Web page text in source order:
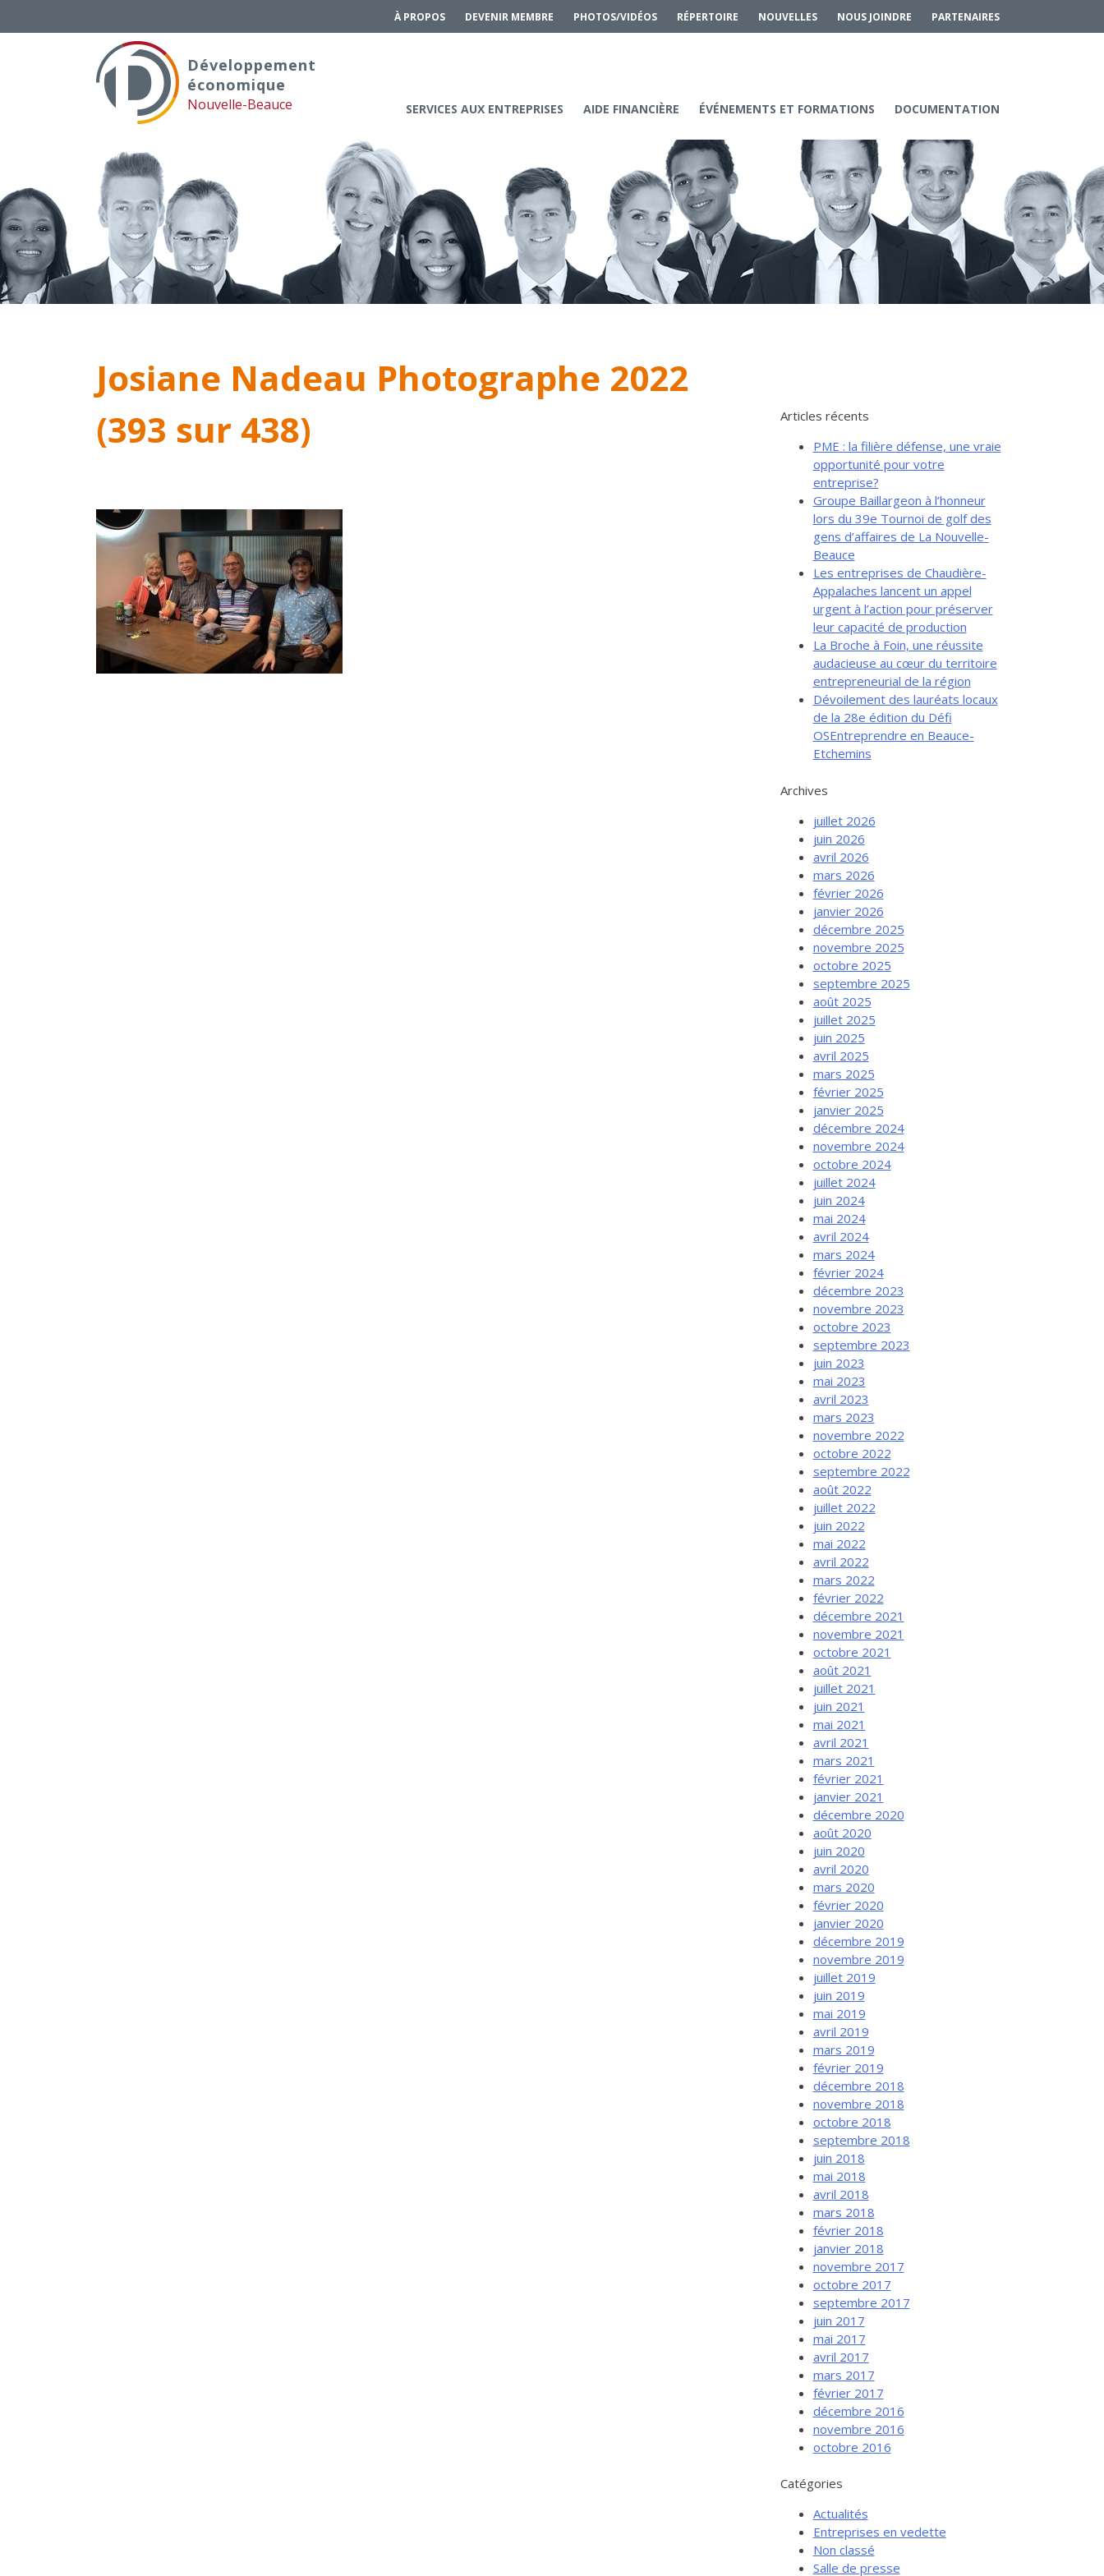
Services aux entreprises
Innovation / Productivité
Investir en Nouvelle-Beauce
Services-conseils – démarrage
À PROPOS DEVENIR MEMBRE PHOTOS/VIDÉOS RÉPERTOIRE NOUVELLES NOUS JOINDRE PARTENAIRES
Développement
économique
Nouvelle-Beauce SERVICES AUX ENTREPRISES AIDE FINANCIÈRE ÉVÉNEMENTS ET FORMATIONS DOCUMENTATION
Josiane Nadeau Photographe 2022
(393 sur 438)
Articles récents
PME : la filière défense, une vraie
opportunité pour votre
entreprise?
Groupe Baillargeon à l’honneur
lors du 39e Tournoi de golf des
gens d’affaires de La Nouvelle-
Beauce
Les entreprises de Chaudière-
Appalaches lancent un appel
urgent à l’action pour préserver
leur capacité de production
La Broche à Foin, une réussite
audacieuse au cœur du territoire
entrepreneurial de la région
Dévoilement des lauréats locaux
de la 28e édition du Défi
OSEntreprendre en Beauce-
Etchemins
Archives
juillet 2026
juin 2026
avril 2026
mars 2026
février 2026
janvier 2026
décembre 2025
novembre 2025
octobre 2025
septembre 2025
août 2025
juillet 2025
juin 2025
avril 2025
mars 2025
février 2025
janvier 2025
décembre 2024
novembre 2024
octobre 2024
juillet 2024
juin 2024
mai 2024
avril 2024
mars 2024
février 2024
décembre 2023
novembre 2023
octobre 2023
septembre 2023
juin 2023
mai 2023
avril 2023
mars 2023
novembre 2022
octobre 2022
septembre 2022
août 2022
juillet 2022
juin 2022
mai 2022
avril 2022
mars 2022
février 2022
décembre 2021
novembre 2021
octobre 2021
août 2021
juillet 2021
juin 2021
mai 2021
avril 2021
mars 2021
février 2021
janvier 2021
décembre 2020
août 2020
juin 2020
avril 2020
mars 2020
février 2020
janvier 2020
décembre 2019
novembre 2019
juillet 2019
juin 2019
mai 2019
avril 2019
mars 2019
février 2019
décembre 2018
novembre 2018
octobre 2018
septembre 2018
juin 2018
mai 2018
avril 2018
mars 2018
février 2018
janvier 2018
novembre 2017
octobre 2017
septembre 2017
juin 2017
mai 2017
avril 2017
mars 2017
février 2017
décembre 2016
novembre 2016
octobre 2016
Catégories
Actualités
Entreprises en vedette
Non classé
Salle de presse